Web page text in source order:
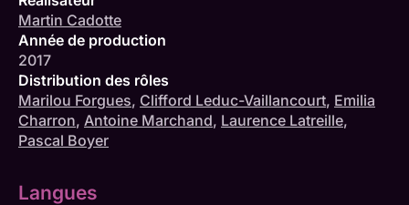
Martin Cadotte
Année de production
2017
Distribution des rôles
Marilou Forgues, Clifford Leduc-Vaillancourt, Emilia
Charron, Antoine Marchand, Laurence Latreille,
Pascal Boyer
Langues